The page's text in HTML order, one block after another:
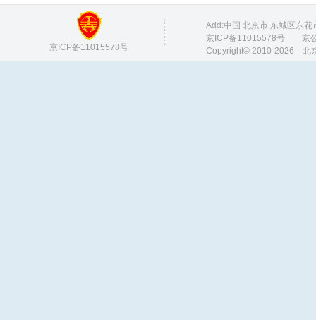
京ICP备11015578号
Add:中国 北京市 东城区东
京ICP备11015578号 京公
Copyright© 2010-2026